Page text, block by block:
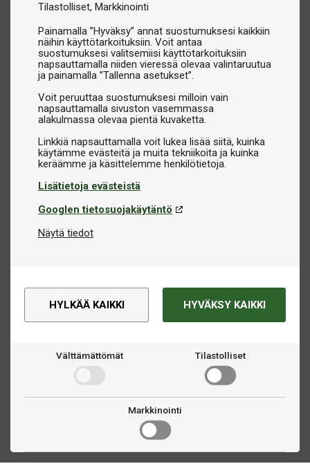
Tilastolliset Markkinointi
Painamalla ”Hyväksy” annat suostumuksesi kaikkiin
näihin käyttötarkoituksiin. Voit antaa
suostumuksesi valitsemiisi käyttötarkoituksiin
napsauttamalla niiden vieressä olevaa valintaruutua
ja painamalla ”Tallenna asetukset”.
Voit peruuttaa suostumuksesi milloin vain
napsauttamalla sivuston vasemmassa
alakulmassa olevaa pientä kuvaketta.
Linkkiä napsauttamalla voit lukea lisää siitä, kuinka
käytämme evästeitä ja muita tekniikoita ja kuinka
Lisätietoja evästeistä
Googlen tietosuojakäytäntö
Näytä tiedot
HYLKÄÄ KAIKKI HYVÄKSY KAIKKI
Välttämättömät Tilastolliset
Markkinointi